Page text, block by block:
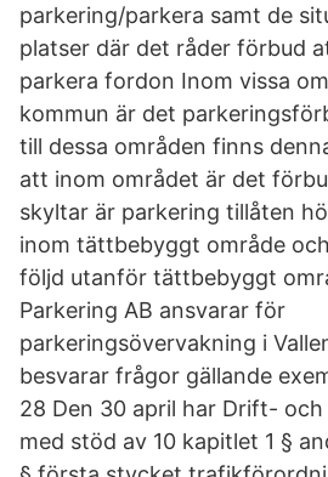
parkering/parkera samt de
platser där det råder förbud
parkera fordon Inom vissa
kommun är det
till dessa områden finns
att inom området är det
skyltar är parkering tillåten
inom tättbebyggt område
följd utanför tättbebyggt
Parkering AB ansvarar för
parkeringsövervakning i
besvarar frågor gällande
28 Den 30 april har Drift-
med stöd av 10 kapitlet 1 §